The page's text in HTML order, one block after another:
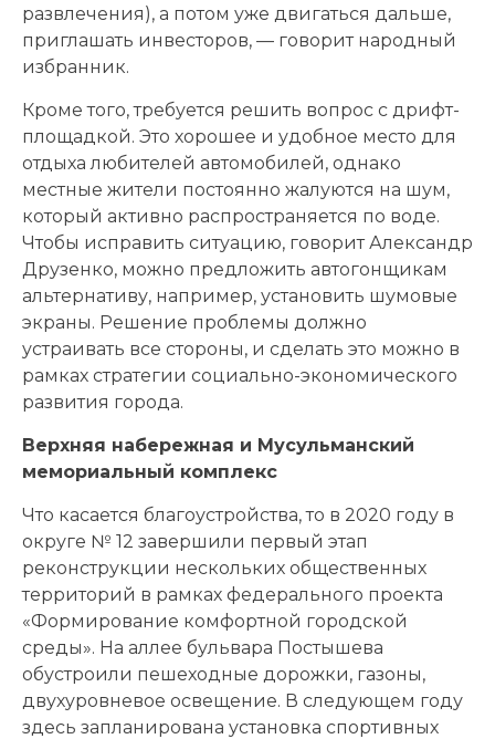
развлечения), а потом уже двигаться дальше,
приглашать инвесторов, — говорит народный
избранник.
Кроме того, требуется решить вопрос с дрифт-
площадкой. Это хорошее и удобное место для
отдыха любителей автомобилей, однако
местные жители постоянно жалуются на шум,
который активно распространяется по воде.
Чтобы исправить ситуацию, говорит Александр
Друзенко, можно предложить автогонщикам
альтернативу, например, установить шумовые
экраны. Решение проблемы должно
устраивать все стороны, и сделать это можно в
рамках стратегии социально-экономического
развития города.
Верхняя набережная и Мусульманский
мемориальный комплекс
Что касается благоустройства, то в 2020 году в
округе № 12 завершили первый этап
реконструкции нескольких общественных
территорий в рамках федерального проекта
«Формирование комфортной городской
среды». На аллее бульвара Постышева
обустроили пешеходные дорожки, газоны,
двухуровневое освещение. В следующем году
здесь запланирована установка спортивных